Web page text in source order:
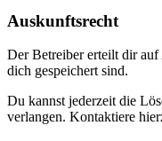
Auskunftsrecht
Der Betreiber erteilt dir
dich gespeichert sind.
Du kannst jederzeit die
verlangen. Kontaktiere